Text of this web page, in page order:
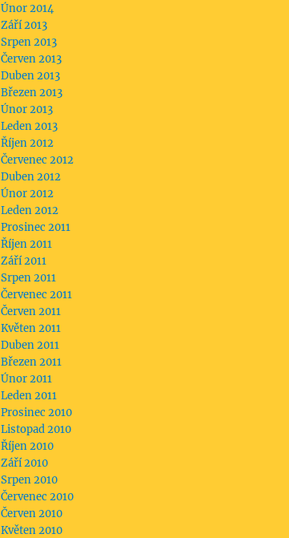
Únor 2014
Září 2013
Srpen 2013
Červen 2013
Duben 2013
Březen 2013
Únor 2013
Leden 2013
Říjen 2012
Červenec 2012
Duben 2012
Únor 2012
Leden 2012
Prosinec 2011
Říjen 2011
Září 2011
Srpen 2011
Červenec 2011
Červen 2011
Květen 2011
Duben 2011
Březen 2011
Únor 2011
Leden 2011
Prosinec 2010
Listopad 2010
Říjen 2010
Září 2010
Srpen 2010
Červenec 2010
Červen 2010
Květen 2010